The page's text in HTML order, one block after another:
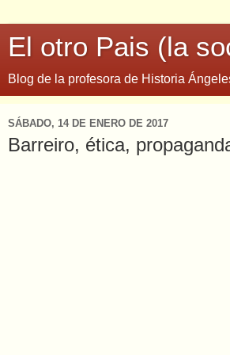
El otro Pais (la
Blog de la profesora de Historia
SÁBADO, 14 DE ENERO DE 2017
Barreiro, ética,